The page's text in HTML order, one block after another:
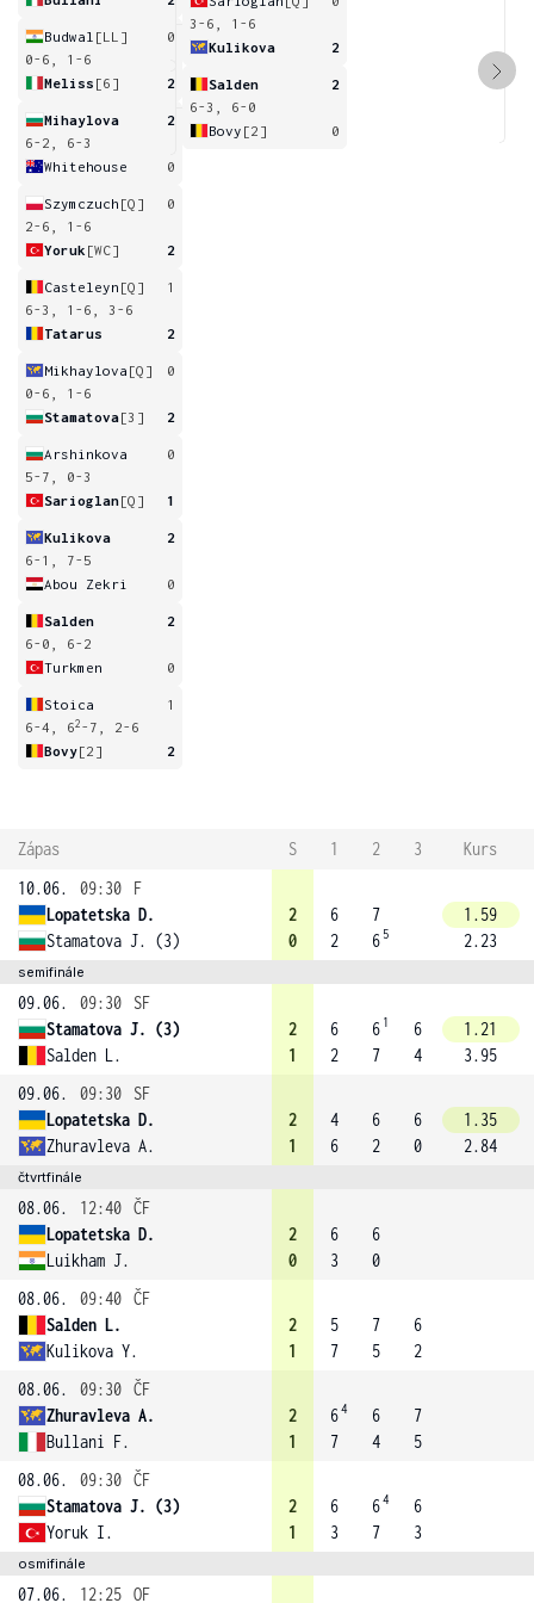
Budwal [LL]
0
0-6, 1-6
Meliss [6] 2
Mihaylova
2
6-2, 6-3
Whitehouse
0
Szymczuch [Q]
0
2-6, 1-6
Yoruk [WC] 2
Casteleyn [Q]
1
6-3, 1-6, 3-6
Tatarus
2
Mikhaylova [Q]
0
0-6, 1-6
Stamatova[3] 2
Arshinkova
0
5-7, 0-3
Sarioglan[Q] 1
Kulikova
2
6-1, 7-5
Abou Zekri
0
Salden
2
6-0, 6-2
Turkmen
0
Stoica
1
6-4, 62 -7, 2-6
Bovy[2] 2
3-6, 1-6
Kulikova
2
Salden
2
6-3, 6-0
Bovy [2] 0
Zápas S 1 2 3
Kurs
10.06.
09:30
F
Lopatetska D.
Stamatova J. (3)
2
0
6
2
7
6 5
1.59
2.23
semifinále
09.06. 09:30
SF
Stamatova J. (3)
Salden L.
2
1
6
2
6 1
7
6
4
1.21
3.95
09.06.
09:30
SF
Lopatetska D.
Zhuravleva A.
2
1
4
6
6
2
6
0
1.35
2.84
čtvrtfinále
08.06. 12:40 ČF
Lopatetska D.
Luikham J.
2
0
6
3
6
0
08.06.
09:40 ČF
Salden L.
Kulikova Y.
2
1
5
7
7
5
6
2
08.06.
09:30 ČF
Zhuravleva A.
Bullani F.
2
1
64
7
6
4
7
5
08.06.
09:30 ČF
Stamatova J. (3)
Yoruk I.
2
1
6
3
64
7
6
3
osmifinále
07.06. 12:25 OF